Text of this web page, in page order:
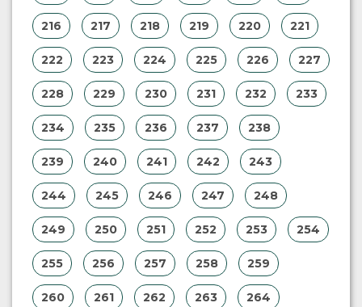
205 206 207 208 209
210 211 212 213 214 215
216 217 218 219 220 221
222 223 224 225 226
228 229 230 231 232
234 235 236 237 238
239 240 241 242 243
244 245 246 247 248
249 250 251 252 253